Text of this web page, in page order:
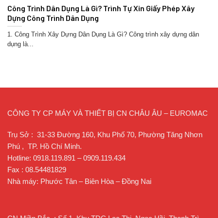
Công Trình Dân Dụng Là Gì? Trình Tự Xin Giấy Phép Xây
Dựng Công Trình Dân Dụng
1. Công Trình Xây Dựng Dân Dụng Là Gì? Công trình xây dựng dân
dụng là...
CÔNG TY CP MÁY VÀ THIẾT BỊ CN CHÂU ÂU – EUROMAC
Trụ Sở : 31-33 Đường 160, Khu Phố 70, Phường Tăng Nhơn
Phú , TP. Hồ Chí Minh.
Hotline: 0918.119.891 – 0909.119.434
Fax : 08.54481829
Nhà máy: Phước Tân – Biên Hòa – Đồng Nai